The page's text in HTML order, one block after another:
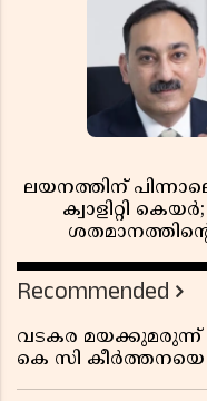
ലയനത്തിന്
ക്വാളിറ്റി
Recommended
വടകര
കെ സി കീർത്തനയെ